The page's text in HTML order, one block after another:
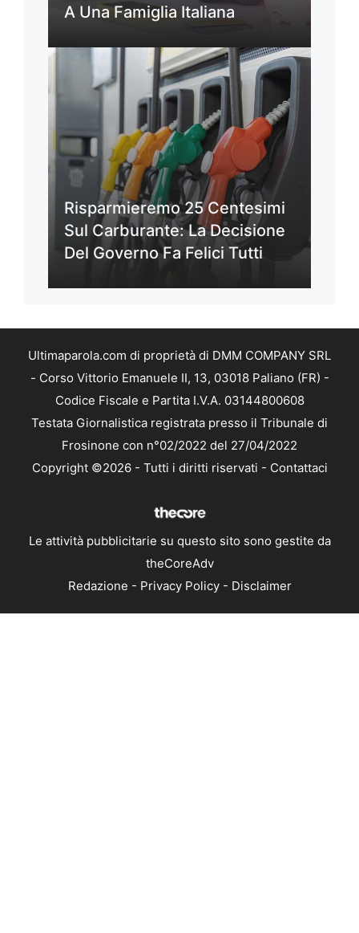
A Una Famiglia Italiana
Risparmieremo 25 Centesimi
Sul Carburante: La Decisione
Del Governo Fa Felici Tutti
Ultimaparola.com di proprietà di DMM COMPANY SRL
- Corso Vittorio Emanuele II, 13, 03018 Paliano (FR) -
Codice Fiscale e Partita I.V.A. 03144800608
Testata Giornalistica registrata presso il Tribunale di
Frosinone con n°02/2022 del 27/04/2022
Copyright ©2026 - Tutti i diritti riservati - Contattaci
Le attività pubblicitarie su questo sito sono gestite da
theCoreAdv
Redazione - Privacy Policy- Disclaimer